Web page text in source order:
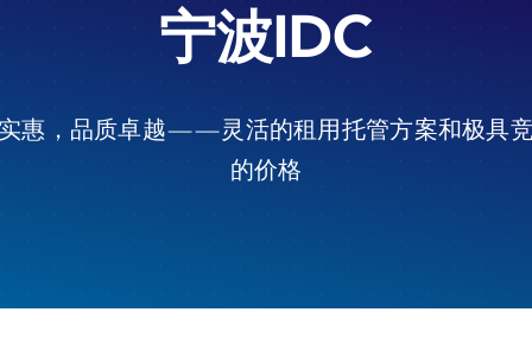
宁波IDC
惠，品质卓越——灵活的租用托管方案和极具
的价格